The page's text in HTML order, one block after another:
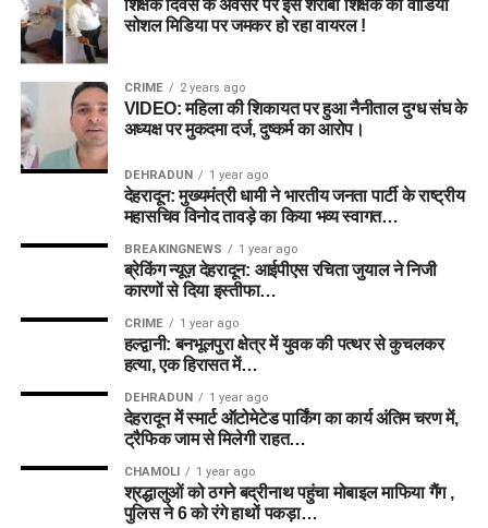
शिक्षक दिवस के अवसर पर इस शराबी शिक्षक का वीडियो
सोशल मिडिया पर जमकर हो रहा वायरल !
CRIME 2 years ago
VIDEO: महिला की शिकायत पर हुआ नैनीताल दुग्ध संघ के
अध्यक्ष पर मुकदमा दर्ज, दुष्कर्म का आरोप।
DEHRADUN 1 year ago
देहरादून: मुख्यमंत्री धामी ने भारतीय जनता पार्टी के राष्ट्रीय
महासचिव विनोद तावड़े का किया भव्य स्वागत…
BREAKINGNEWS 1 year ago
ब्रेकिंग न्यूज़ देहरादून: आईपीएस रचिता जुयाल ने निजी
कारणों से दिया इस्तीफा…
CRIME 1 year ago
हल्द्वानी: बनभूलपुरा क्षेत्र में युवक की पत्थर से कुचलकर
हत्या, एक हिरासत में…
DEHRADUN 1 year ago
देहरादून में स्मार्ट ऑटोमेटेड पार्किंग का कार्य अंतिम चरण में,
ट्रैफिक जाम से मिलेगी राहत…
CHAMOLI 1 year ago
श्रद्धालुओं को ठगने बद्रीनाथ पहुंचा मोबाइल माफिया गैंग ,
पुलिस ने 6 को रंगे हाथों पकड़ा…